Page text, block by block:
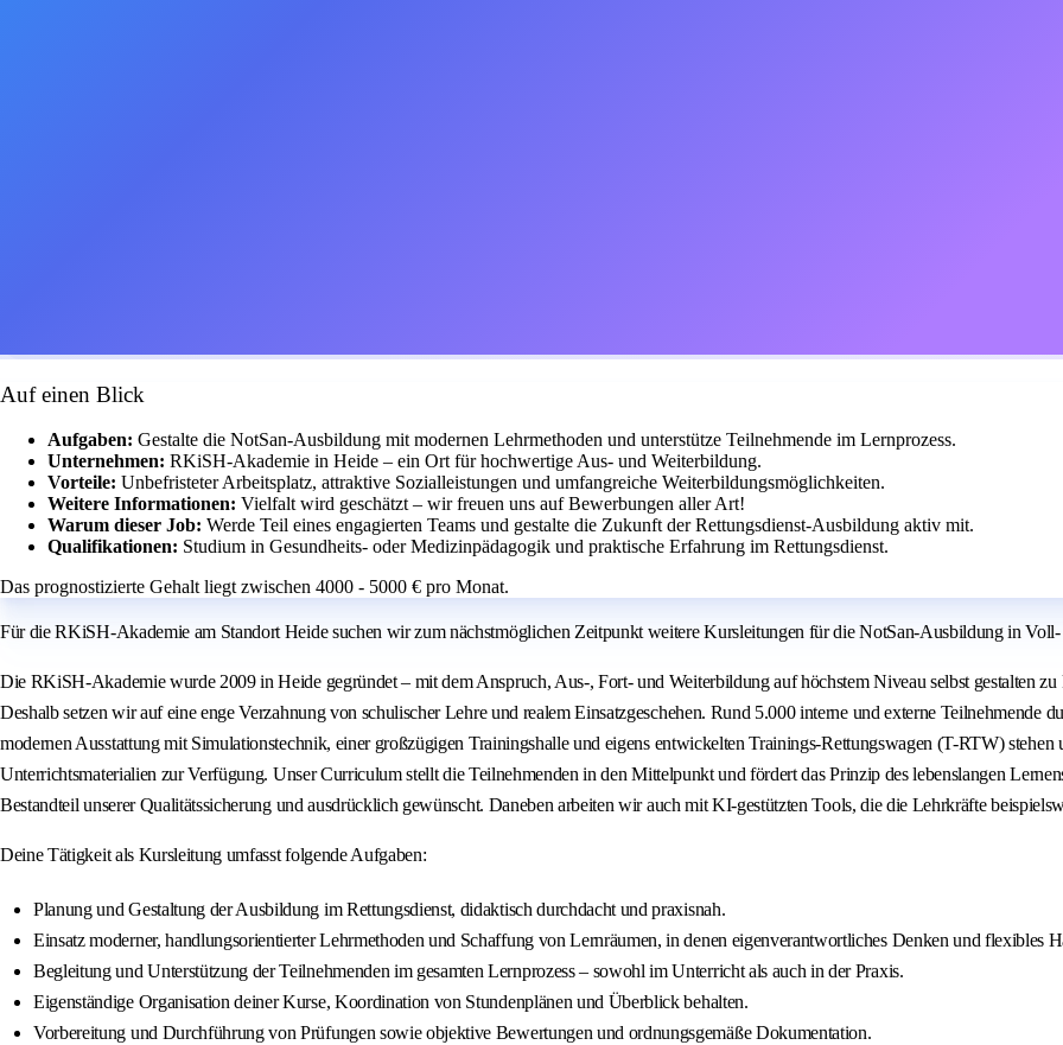
Auf einen Blick
Aufgaben: Gestalte die NotSan-Ausbildung mit modernen Lehrmethoden und unterstütze Teilnehmende im Lernprozess.
Unternehmen: RKiSH-Akademie in Heide – ein Ort für hochwertige Aus- und Weiterbildung.
Vorteile: Unbefristeter Arbeitsplatz, attraktive Sozialleistungen und umfangreiche Weiterbildungsmöglichkeiten.
Weitere Informationen: Vielfalt wird geschätzt – wir freuen uns auf Bewerbungen aller Art!
Warum dieser Job: Werde Teil eines engagierten Teams und gestalte die Zukunft der Rettungsdienst-Ausbildung aktiv mit.
Qualifikationen: Studium in Gesundheits- oder Medizinpädagogik und praktische Erfahrung im Rettungsdienst.
Das prognostizierte Gehalt liegt zwischen 4000 - 5000 € pro Monat.
Für die RKiSH-Akademie am Standort Heide suchen wir zum nächstmöglichen Zeitpunkt weitere Kursleitungen für die NotSan-Ausbildung in
Die RKiSH-Akademie wurde 2009 in Heide gegründet – mit dem Anspruch, Aus-, Fort- und Weiterbildung auf höchstem Niveau selbst gestalten
Deshalb setzen wir auf eine enge Verzahnung von schulischer Lehre und realem Einsatzgeschehen. Rund 5.000 interne und externe Teilnehmende
modernen Ausstattung mit Simulationstechnik, einer großzügigen Trainingshalle und eigens entwickelten Trainings-Rettungswagen (T-RTW)
Unterrichtsmaterialien zur Verfügung. Unser Curriculum stellt die Teilnehmenden in den Mittelpunkt und fördert das Prinzip des lebenslangen
Bestandteil unserer Qualitätssicherung und ausdrücklich gewünscht. Daneben arbeiten wir auch mit KI-gestützten Tools, die die Lehrkräfte
Deine Tätigkeit als Kursleitung umfasst folgende Aufgaben:
Planung und Gestaltung der Ausbildung im Rettungsdienst, didaktisch durchdacht und praxisnah.
Einsatz moderner, handlungsorientierter Lehrmethoden und Schaffung von Lernräumen, in denen eigenverantwortliches Denken und flexibles
Begleitung und Unterstützung der Teilnehmenden im gesamten Lernprozess – sowohl im Unterricht als auch in der Praxis.
Eigenständige Organisation deiner Kurse, Koordination von Stundenplänen und Überblick behalten.
Vorbereitung und Durchführung von Prüfungen sowie objektive Bewertungen und ordnungsgemäße Dokumentation.